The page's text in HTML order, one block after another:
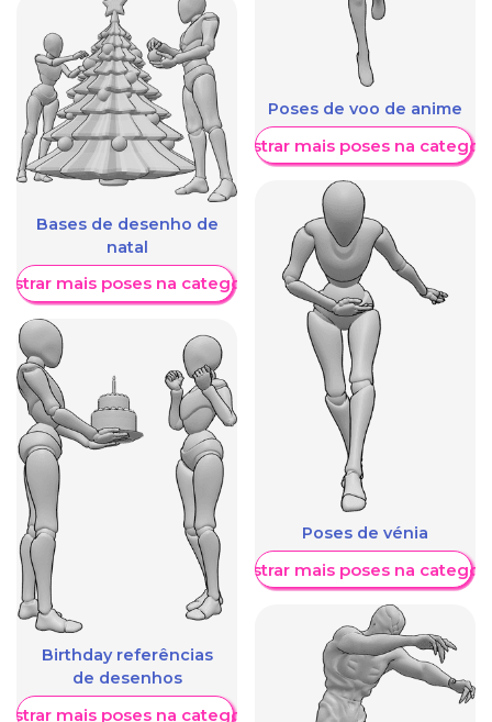
Bases de desenho de
natal
mais poses na categoria
Birthday referências
de desenhos
mais poses na categoria
Poses de voo de anime
Mostrar mais poses na
Poses de vénia
Mostrar mais poses na